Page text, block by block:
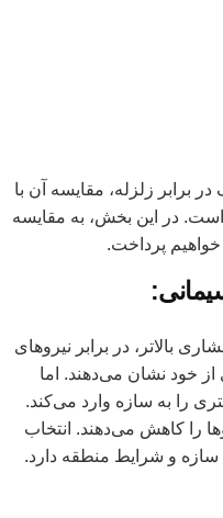
برابر زلزله، مقایسه آن با
در این بخش، به مقایسه
پرداخت.
بالاتر، در برابر نیروهای
خود نشان می‌دهند. اما
را به سازه وارد می‌کند.
را کاهش می‌دهند. انتخاب
و شرایط منطقه دارد.